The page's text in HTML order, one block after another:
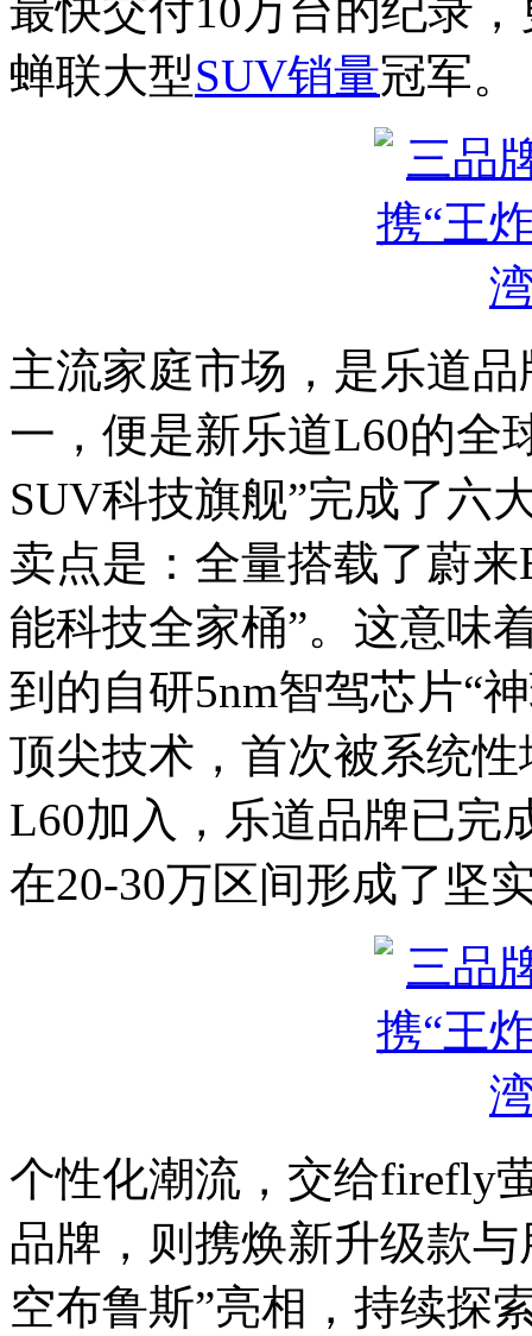
最快交付10万台的纪录
蝉联大型SUV销量冠军。
主流家庭市场，是乐道
一，便是新乐道L60的全
SUV科技旗舰”完成了六
卖点是：全量搭载了蔚
能科技全家桶”。这意味
到的自研5nm智驾芯片“
顶尖技术，首次被系统
L60加入，乐道品牌已完
在20-30万区间形成了坚
个性化潮流，交给firefly
品牌，则携焕新升级款
空布鲁斯”亮相，持续探